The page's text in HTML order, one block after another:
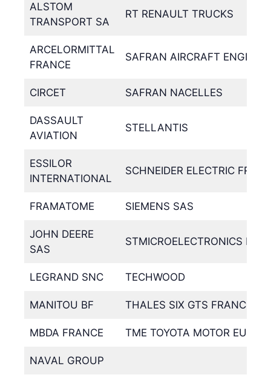
ALSTOM
TRANSPORT SA
RT RENAULT TRUCKS
ARCELORMITTAL
FRANCE
SAFRAN AIRCRAFT ENGINES
CIRCET SAFRAN NACELLES
DASSAULT
AVIATION
STELLANTIS
ESSILOR
INTERNATIONAL
SCHNEIDER ELECTRIC
FRAMATOME SIEMENS SAS
JOHN DEERE
SAS
STMICROELECTRONICS
LEGRAND SNC TECHWOOD
MANITOU BF THALES SIX GTS FRANCE
MBDA FRANCE TME TOYOTA MOTOR
NAVAL GROUP